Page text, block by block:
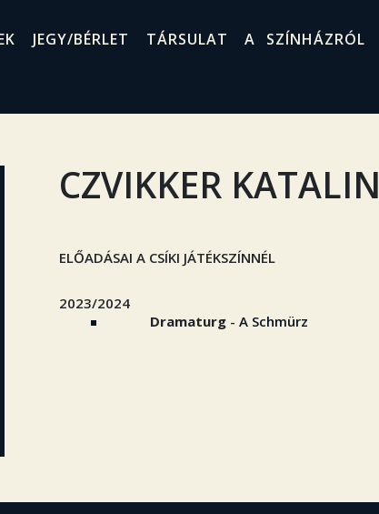
JEGY/BÉRLET TÁRSULAT A SZÍNHÁZRÓL
CZVIKKER KATALIN
ELŐADÁSAI A CSÍKI JÁTÉKSZÍNNÉL
2023/2024
Dramaturg - A Schmürz